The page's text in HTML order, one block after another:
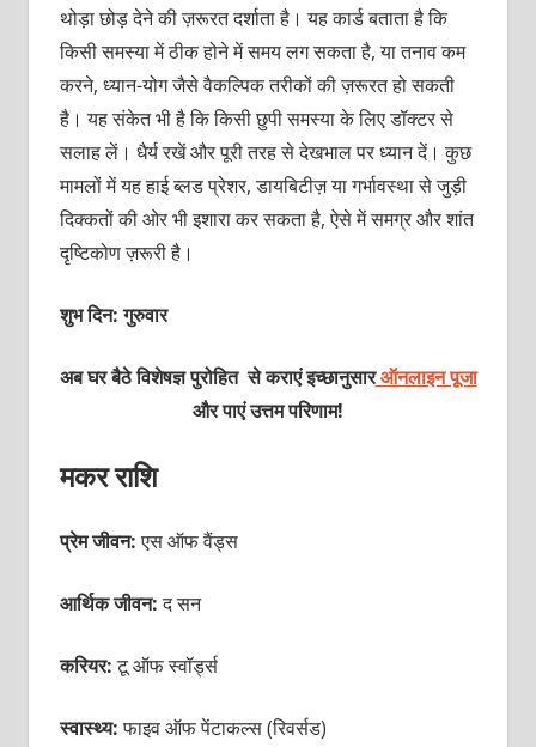
थोड़ा छोड़ देने की ज़रूरत दर्शाता है। यह कार्ड बताता है कि
किसी समस्या में ठीक होने में समय लग सकता है, या तनाव कम
करने, ध्यान-योग जैसे वैकल्पिक तरीकों की ज़रूरत हो सकती
है। यह संकेत भी है कि किसी छुपी समस्या के लिए डॉक्टर से
सलाह लें। धैर्य रखें और पूरी तरह से देखभाल पर ध्यान दें। कुछ
मामलों में यह हाई ब्लड प्रेशर, डायबिटीज़ या गर्भावस्था से जुड़ी
दिक्कतों की ओर भी इशारा कर सकता है, ऐसे में समग्र और शांत
दृष्टिकोण ज़रूरी है।
शुभ दिन: गुरुवार
अब घर बैठे विशेषज्ञ पुरोहित से कराएं इच्छानुसारऑनलाइन पूजा
और पाएं उत्तम परिणाम!
मकर राशि
प्रेम जीवन:एस ऑफ वैंड्स
आर्थिक जीवन:द सन
करियर:टू ऑफ स्वॉर्ड्स
स्वास्थ्य:फाइव ऑफ पेंटाकल्स (रिवर्सड)